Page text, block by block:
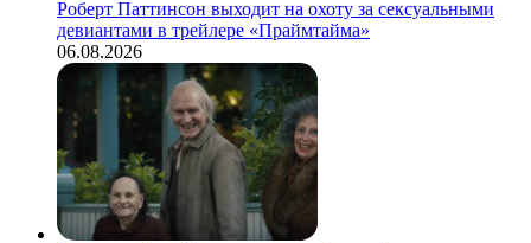
Роберт Паттинсон выходит на охоту за сексуальными
девиантами в трейлере «Праймтайма»
06.08.2026